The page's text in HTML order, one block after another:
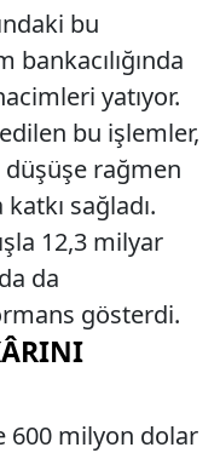
bu
bankacılığında
yatıyor.
bu işlemler,
rağmen
sağladı.
12,3 milyar
da
gösterdi.
600 milyon dolar